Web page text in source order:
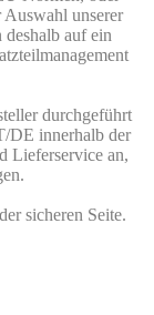
unserer
auf ein
durchgeführt
DE innerhalb der
Lieferservice an,
sicheren Seite.